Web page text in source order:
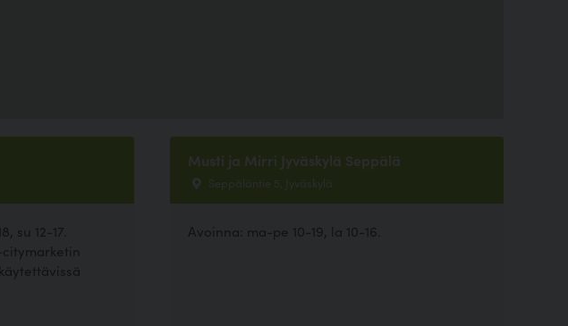
su 12-17.
Musti ja Mirri Jyväskylä Seppälä
Seppäläntie 5, Jyväskylä
Avoinna: ma-pe 10-19, la 10-16.